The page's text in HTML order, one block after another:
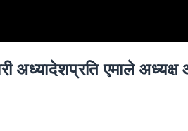
अध्यादेशप्रति एमाले